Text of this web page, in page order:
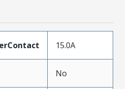
15.0A
No